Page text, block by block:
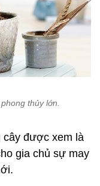
thủy lớn.
cây được xem là
gia chủ sự may